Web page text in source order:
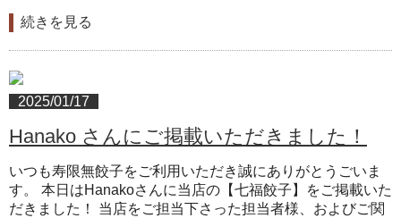
続きを見る
2025/01/17
Hanako さんにご掲載いただきました！
いつも寿限無餃子をご利用いただき誠にありがとうごいま
す。 本日はHanakoさんに当店の【七福餃子】をご掲載いた
だきました！ 当店をご担当下さった担当者様、およびご関